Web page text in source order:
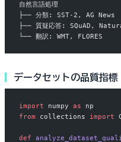
自然言語処理
├── 分類: SST-2, AG News
├── 質疑応答: SQuAD,
└── 翻訳: WMT, FLORES
データセットの品質指標
import numpy as np
from collections import
def